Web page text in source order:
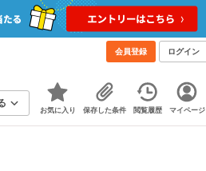
会員登録 ログイン
お気に入り 保存した条件 閲覧履歴 マイページ